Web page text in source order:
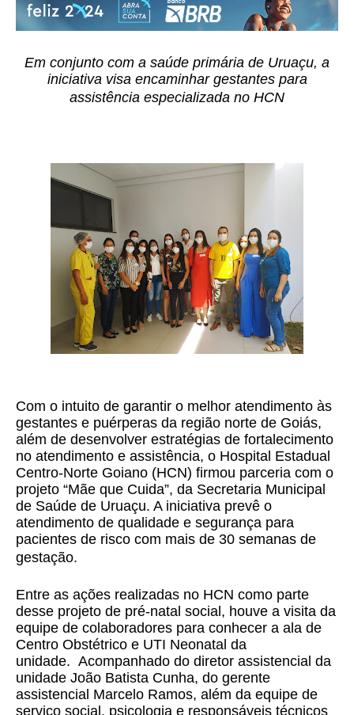
Em conjunto com a saúde primária de Uruaçu, a
iniciativa visa encaminhar gestantes para
assistência especializada no HCN
Com o intuito de garantir o melhor atendimento às
gestantes e puérperas da região norte de Goiás,
além de desenvolver estratégias de fortalecimento
no atendimento e assistência, o Hospital Estadual
Centro-Norte Goiano (HCN) firmou parceria com o
projeto “Mãe que Cuida”, da Secretaria Municipal
de Saúde de Uruaçu. A iniciativa prevê o
atendimento de qualidade e segurança para
pacientes de risco com mais de 30 semanas de
gestação.
Entre as ações realizadas no HCN como parte
desse projeto de pré-natal social, houve a visita da
equipe de colaboradores para conhecer a ala de
Centro Obstétrico e UTI Neonatal da
unidade. Acompanhado do diretor assistencial da
unidade João Batista Cunha, do gerente
assistencial Marcelo Ramos, além da equipe de
serviço social, psicologia e responsáveis técnicos